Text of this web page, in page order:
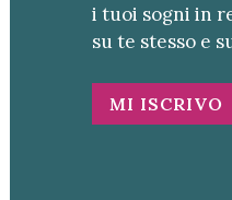
i tuoi sogni in
su te stesso e
MI ISCRIVO